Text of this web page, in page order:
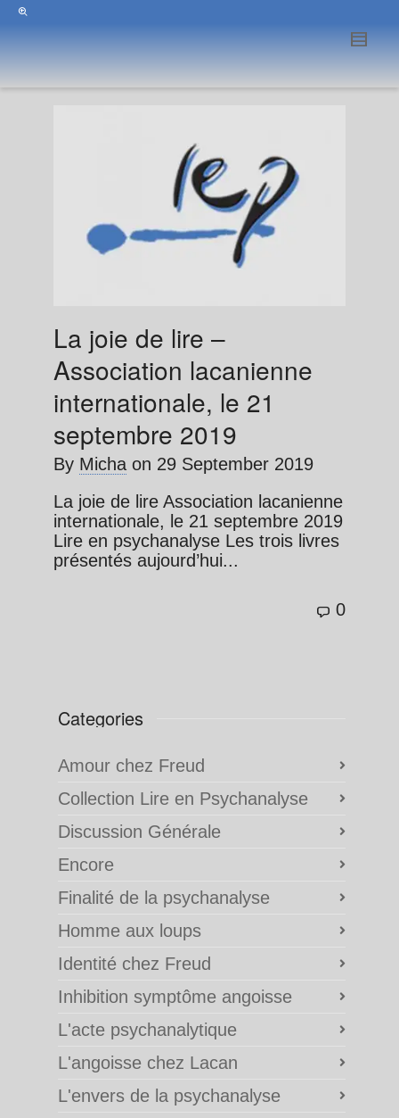
La joie de lire –
Association lacanienne
internationale, le 21
septembre 2019
By Micha on 29 September 2019
La joie de lire Association lacanienne
internationale, le 21 septembre 2019
Lire en psychanalyse Les trois livres
présentés aujourd’hui...
0
Categories
Amour chez Freud
Collection Lire en Psychanalyse
Discussion Générale
Encore
Finalité de la psychanalyse
Homme aux loups
Identité chez Freud
Inhibition symptôme angoisse
L'acte psychanalytique
L'angoisse chez Lacan
L'envers de la psychanalyse